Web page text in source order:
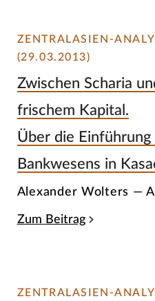
ZENTRALASIEN-
(29.03.2013)
Zwischen Scharia
frischem Kapital.
Über die Einführung
Bankwesens in
Alexander Wolters —
Zum Beitrag
ZENTRALASIEN-